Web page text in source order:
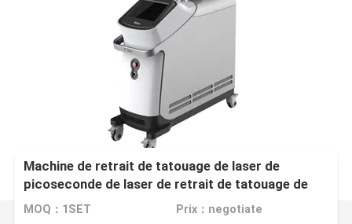
Machine de retrait de tatouage de laser de
picoseconde de laser de retrait de tatouage de
machine de laser de picoseconde
MOQ：1SET Prix：negotiate